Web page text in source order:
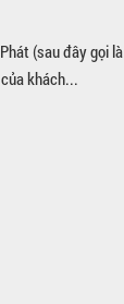
(sau đây gọi
khách...